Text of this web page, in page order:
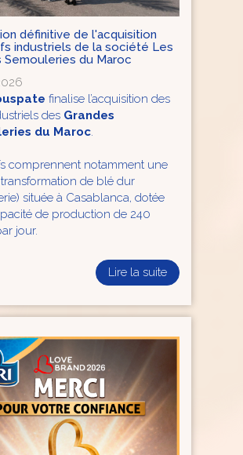
définitive de l'acquisition
industriels de la société Les
Semouleries du Maroc
finalise l’acquisition des
des Grandes
du Maroc.
comprennent notamment une
de blé dur
située à Casablanca, dotée
de production de 240
jour.
Lire la suite